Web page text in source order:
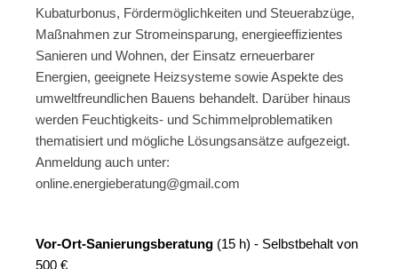
Kubaturbonus, Fördermöglichkeiten und Steuerabzüge,
Maßnahmen zur Stromeinsparung, energieeffizientes
Sanieren und Wohnen, der Einsatz erneuerbarer
Energien, geeignete Heizsysteme sowie Aspekte des
umweltfreundlichen Bauens behandelt. Darüber hinaus
werden Feuchtigkeits- und Schimmelproblematiken
thematisiert und mögliche Lösungsansätze aufgezeigt.
Anmeldung auch unter:
online.energieberatung@gmail.com
Vor-Ort-Sanierungsberatung (15 h) - Selbstbehalt von
500 €